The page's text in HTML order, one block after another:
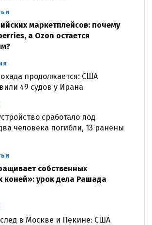
маркетплейсов: почему
а Ozon остается
продолжается: США
49 судов у Ирана
сработало под
человека погибли, 13 ранены
собственных
коней»: урок дела Рашада
в Москве и Пекине: США